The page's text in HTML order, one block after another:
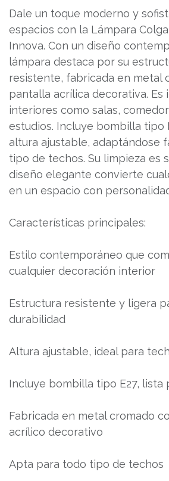
Dale un toque moderno y
espacios con la Lámpara
Innova. Con un diseño
lámpara destaca por su
resistente, fabricada en metal
pantalla acrílica decorativa. Es
interiores como salas,
estudios. Incluye bombilla tipo
altura ajustable, adaptándose
tipo de techos. Su limpieza es
diseño elegante convierte
en un espacio con
Características principales:
Estilo contemporáneo que
cualquier decoración interior
Estructura resistente y ligera
durabilidad
Altura ajustable, ideal para
Incluye bombilla tipo E27, lista
Fabricada en metal cromado
acrílico decorativo
Apta para todo tipo de techos